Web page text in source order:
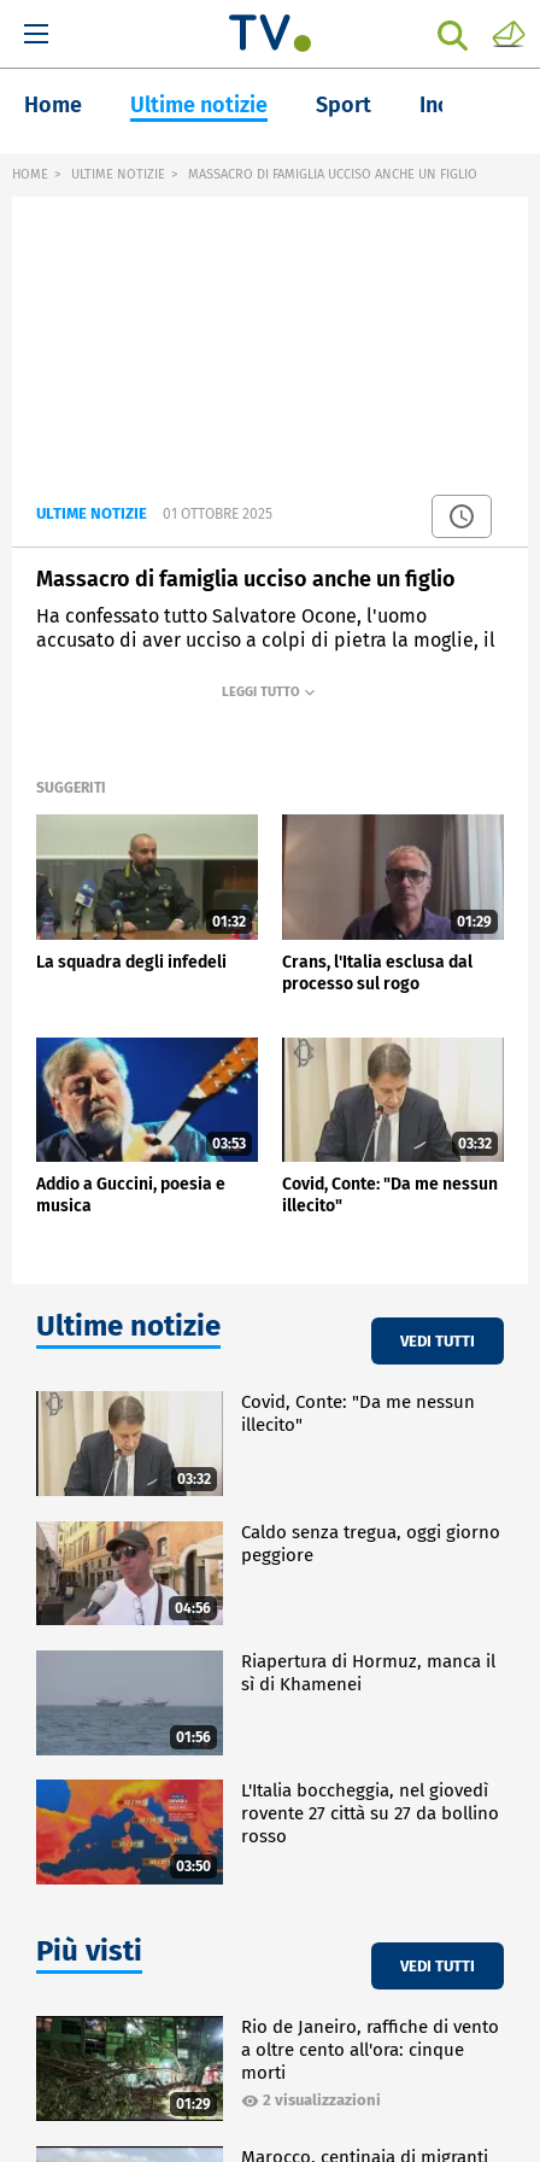
Home Ultime notizie Sport Inchieste
HOME ULTIME NOTIZIE MASSACRO DI FAMIGLIA UCCISO ANCHE UN FIGLIO
ULTIME NOTIZIE 01 OTTOBRE 2025
Massacro di famiglia ucciso anche un figlio
Ha confessato tutto Salvatore Ocone, l'uomo
accusato di aver ucciso a colpi di pietra la moglie, il
SUGGERITI
01:32
La squadra degli infedeli
01:29
Crans, l'Italia esclusa dal
processo sul rogo
03:53
Addio a Guccini, poesia e
musica
03:32
Covid, Conte: "Da me nessun
illecito"
Ultime notizie VEDI TUTTI
03:32
Covid, Conte: "Da me nessun
illecito"
04:56
Caldo senza tregua, oggi giorno
peggiore
01:56
Riapertura di Hormuz, manca il
sì di Khamenei
03:50
L'Italia boccheggia, nel giovedì
rovente 27 città su 27 da bollino
rosso
Più visti VEDI TUTTI
01:29
Rio de Janeiro, raffiche di vento
a oltre cento all'ora: cinque
morti
2 visualizzazioni
Marocco, centinaia di migranti